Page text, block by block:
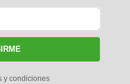
y condiciones